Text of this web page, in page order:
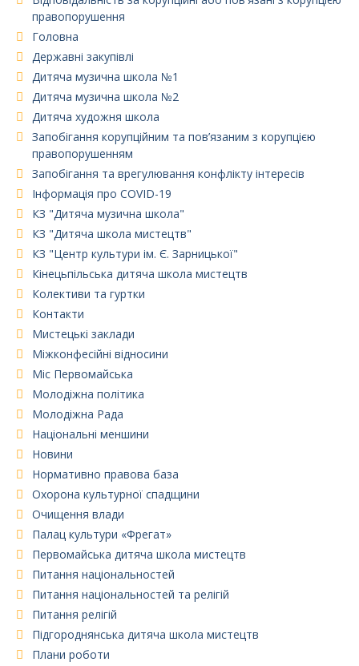
правопорушення
Головна
Державні закупівлі
Дитяча музична школа №1
Дитяча музична школа №2
Дитяча художня школа
Запобігання корупційним та пов’язаним з корупцією
правопорушенням
Запобігання та врегулювання конфлікту інтересів
Інформація про COVID-19
КЗ "Дитяча музична школа"
КЗ "Дитяча школа мистецтв"
КЗ "Центр культури ім. Є. Зарницької"
Кінецьпільська дитяча школа мистецтв
Колективи та гуртки
Контакти
Мистецькі заклади
Міжконфесійні відносини
Міс Первомайська
Молодіжна політика
Молодіжна Рада
Національні меншини
Новини
Нормативно правова база
Охорона культурної спадщини
Очищення влади
Палац культури «Фрегат»
Первомайська дитяча школа мистецтв
Питання національностей
Питання національностей та релігій
Питання релігій
Підгороднянська дитяча школа мистецтв
Плани роботи